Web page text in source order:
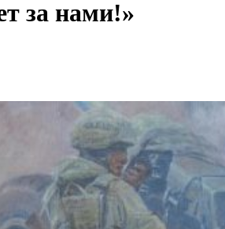
за нами!»